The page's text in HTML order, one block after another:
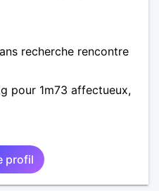
recherche rencontre
pour 1m73 affectueux,
profil